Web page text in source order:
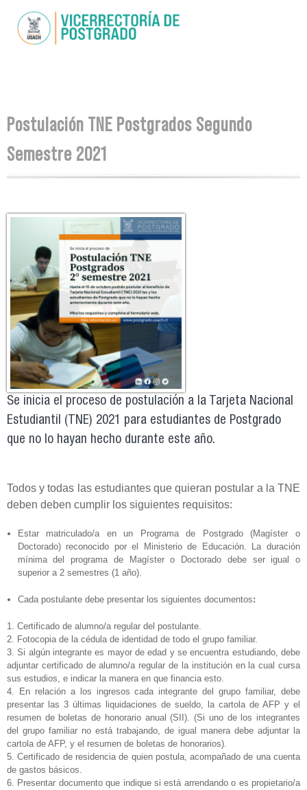
main
You are here
Postulación TNE Postgrados Segundo
Semestre 2021
Se inicia el proceso de postulación a la Tarjeta Nacional
Estudiantil (TNE) 2021 para estudiantes de Postgrado
que no lo hayan hecho durante este año.
Todos y todas las estudiantes que quieran postular a la TNE
deben deben cumplir los siguientes requisitos:
Estar matriculado/a en un Programa de Postgrado (Magíster o
Doctorado) reconocido por el Ministerio de Educación. La duración
mínima del programa de Magíster o Doctorado debe ser igual o
superior a 2 semestres (1 año).
Cada postulante debe presentar los siguientes documentos:
1. Certificado de alumno/a regular del postulante.
2. Fotocopia de la cédula de identidad de todo el grupo familiar.
3. Si algún integrante es mayor de edad y se encuentra estudiando, debe
adjuntar certificado de alumno/a regular de la institución en la cual cursa
sus estudios, e indicar la manera en que financia esto.
4. En relación a los ingresos cada integrante del grupo familiar, debe
presentar las 3 últimas liquidaciones de sueldo, la cartola de AFP y el
resumen de boletas de honorario anual (SII). (Si uno de los integrantes
del grupo familiar no está trabajando, de igual manera debe adjuntar la
cartola de AFP, y el resumen de boletas de honorarios).
5. Certificado de residencia de quien postula, acompañado de una cuenta
de gastos básicos.
6. Presentar documento que indique si está arrendando o es propietario/a